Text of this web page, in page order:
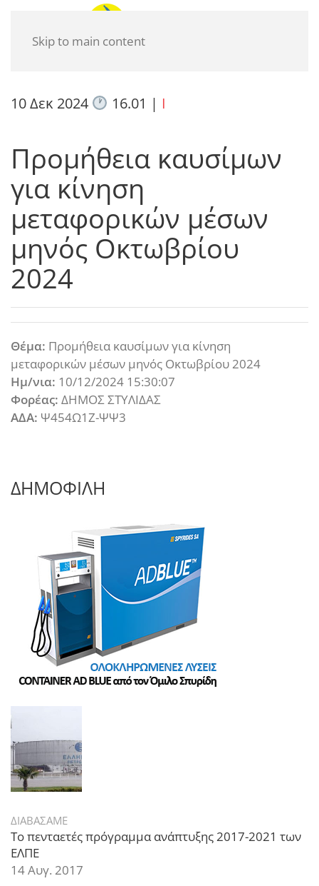
Skip to main content
10 Δεκ 2024 16.01 | I
Προμήθεια καυσίμων
για κίνηση
μεταφορικών μέσων
μηνός Οκτωβρίου
2024
Θέμα: Προμήθεια καυσίμων για κίνηση
μεταφορικών μέσων μηνός Οκτωβρίου 2024
Ημ/νια: 10/12/2024 15:30:07
Φορέας: ΔΗΜΟΣ ΣΤΥΛΙΔΑΣ
ΑΔΑ: Ψ454Ω1Ζ-ΨΨ3
ΔΗΜΟΦΙΛΗ
ΔΙΑΒΑΣΑΜΕ
Το πενταετές πρόγραμμα ανάπτυξης 2017-2021 των
ΕΛΠΕ
14 Αυγ. 2017